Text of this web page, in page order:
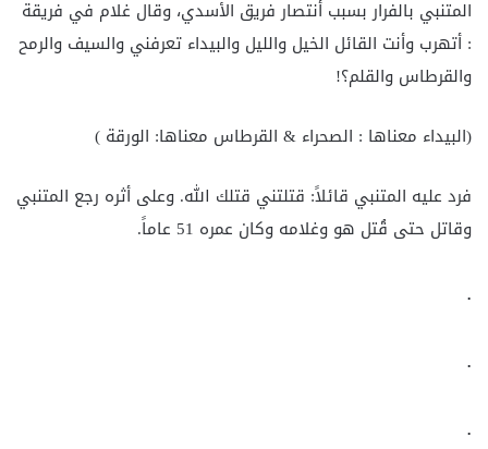
المتنبي بالفرار بسبب أنتصار فريق الأسدي، وقال غلام في فريقة
: أتهرب وأنت القائل الخيل والليل والبيداء تعرفني والسيف والرمح
والقرطاس والقلم؟!
(البيداء معناها : الصحراء & القرطاس معناها: الورقة )
فرد عليه المتنبي قائلاً: قتلتني قتلك الله. وعلى أثره رجع المتنبي
وقاتل حتى قُتل هو وغلامه وكان عمره 51 عاماً.
.
.
.